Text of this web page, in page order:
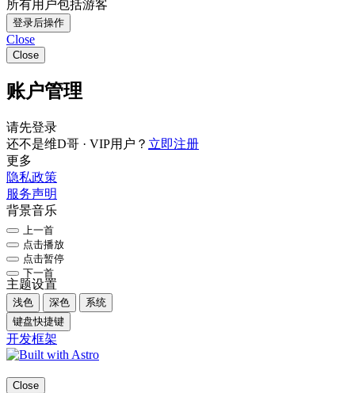
所有用户包括游客
登录后操作
Close
Close
账户管理
请先登录
还不是维D哥 · VIP用户？ 立即注册
更多
隐私政策
服务声明
背景音乐
上一首
点击播放
点击暂停
下一首
主题设置
浅色 深色
系统
键盘快捷键
开发框架
Close